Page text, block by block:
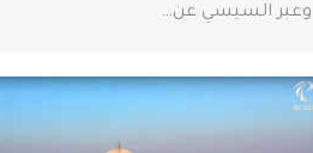
وعبر السيسي عن…